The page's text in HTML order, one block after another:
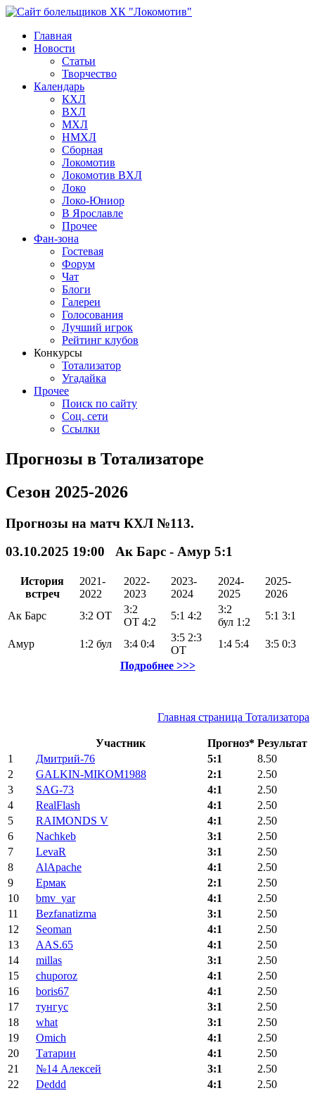
Главная
Новости
Статьи
Творчество
Календарь
КХЛ
ВХЛ
МХЛ
НМХЛ
Сборная
Локомотив
Локомотив ВХЛ
Локо
Локо-Юниор
В Ярославле
Прочее
Фан-зона
Гостевая
Форум
Чат
Блоги
Галереи
Голосования
Лучший игрок
Рейтинг клубов
Конкурсы
Тотализатор
Угадайка
Прочее
Поиск по сайту
Соц. сети
Ссылки
Прогнозы в Тотализаторе
Сезон 2025-2026
Прогнозы на матч КХЛ №113.
03.10.2025 19:00 Ак Барс - Амур 5:1
История
встреч
2021-
2022
2022-
2023
2023-
2024
2024-
2025
2025-
2026
Ак Барс
3:2 ОТ
3:2
ОТ 4:2
5:1 4:2
3:2
бул 1:2
5:1 3:1
Амур 1:2 бул 3:4 0:4
3:5 2:3
ОТ
1:4 5:4 3:5 0:3
Подробнее >>>
Главная страница Тотализатора
Участник Прогноз* Результат
1
Дмитрий-76 5:1
8.50
2
GALKIN-MIKOM1988 2:1
2.50
3
SAG-73 4:1
2.50
4
RealFlash 4:1
2.50
5
RAIMONDS V 4:1
2.50
6
Nachkeb 3:1
2.50
7
LevaR 3:1
2.50
8
AlApache 4:1
2.50
9
Ермак 2:1
2.50
10
bmv_yar 4:1
2.50
11
Bezfanatizma 3:1
2.50
12
Seoman 4:1
2.50
13
AAS.65 4:1
2.50
14
millas 3:1
2.50
15
chuporoz 4:1
2.50
16
boris67 4:1
2.50
17
тунгус 3:1
2.50
18
what 3:1
2.50
19
Omich 4:1
2.50
20
Татарин 4:1
2.50
21
№14 Алексей 3:1
2.50
22
Deddd 4:1
2.50